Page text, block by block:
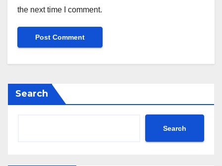
the next time I comment.
Search
Search